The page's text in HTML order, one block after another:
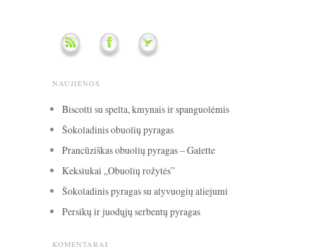
NAUJIENOS
Biscotti su spelta, kmynais ir spanguolėmis
Šokoladinis obuolių pyragas
Prancūziškas obuolių pyragas – Galette
Keksiukai „Obuolių rožytės”
Šokoladinis pyragas su alyvuogių aliejumi
Persikų ir juodųjų serbentų pyragas
KOMENTARAI